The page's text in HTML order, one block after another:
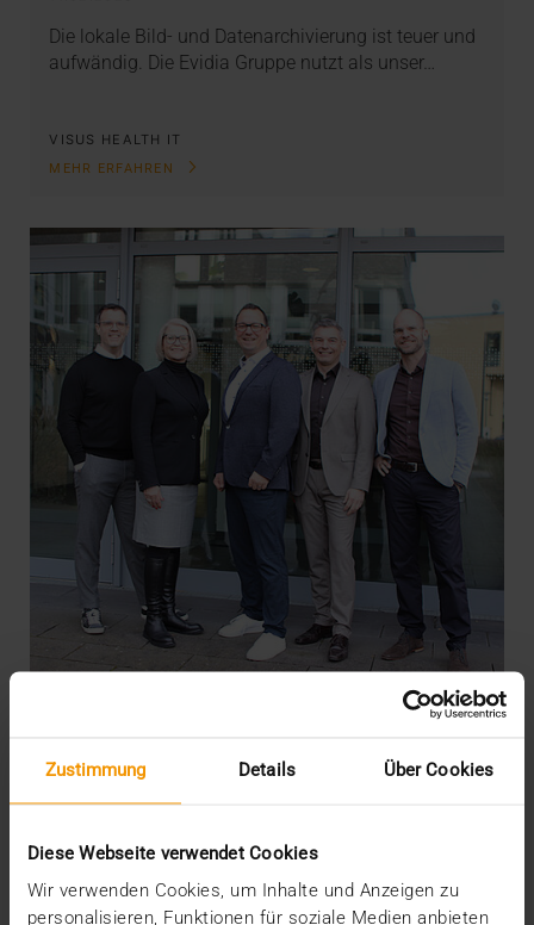
Zustimmung Details Über Cookies
Diese Webseite verwendet Cookies
Wir verwenden Cookies, um Inhalte und Anzeigen zu
personalisieren, Funktionen für soziale Medien anbieten
Die lokale Bild- und Datenarchivierung ist teuer und
aufwändig. Die Evidia Gruppe nutzt als unser…
VISUS HEALTH IT
MEHR ERFAHREN
Kooperation für den radiologischen
Workflow
easyRadiology können Fremduntersuchungen mit